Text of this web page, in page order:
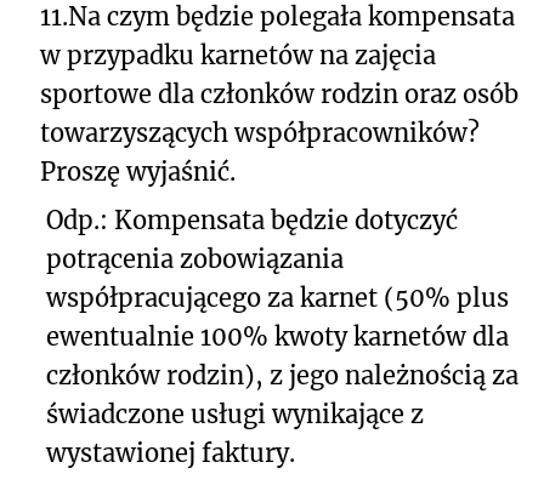
11.Na czym będzie polegała kompensata
w przypadku karnetów na zajęcia
sportowe dla członków rodzin oraz osób
towarzyszących współpracowników?
Proszę wyjaśnić.
Odp.: Kompensata będzie dotyczyć
potrącenia zobowiązania
współpracującego za karnet (50% plus
ewentualnie 100% kwoty karnetów dla
członków rodzin), z jego należnością za
świadczone usługi wynikające z
wystawionej faktury.